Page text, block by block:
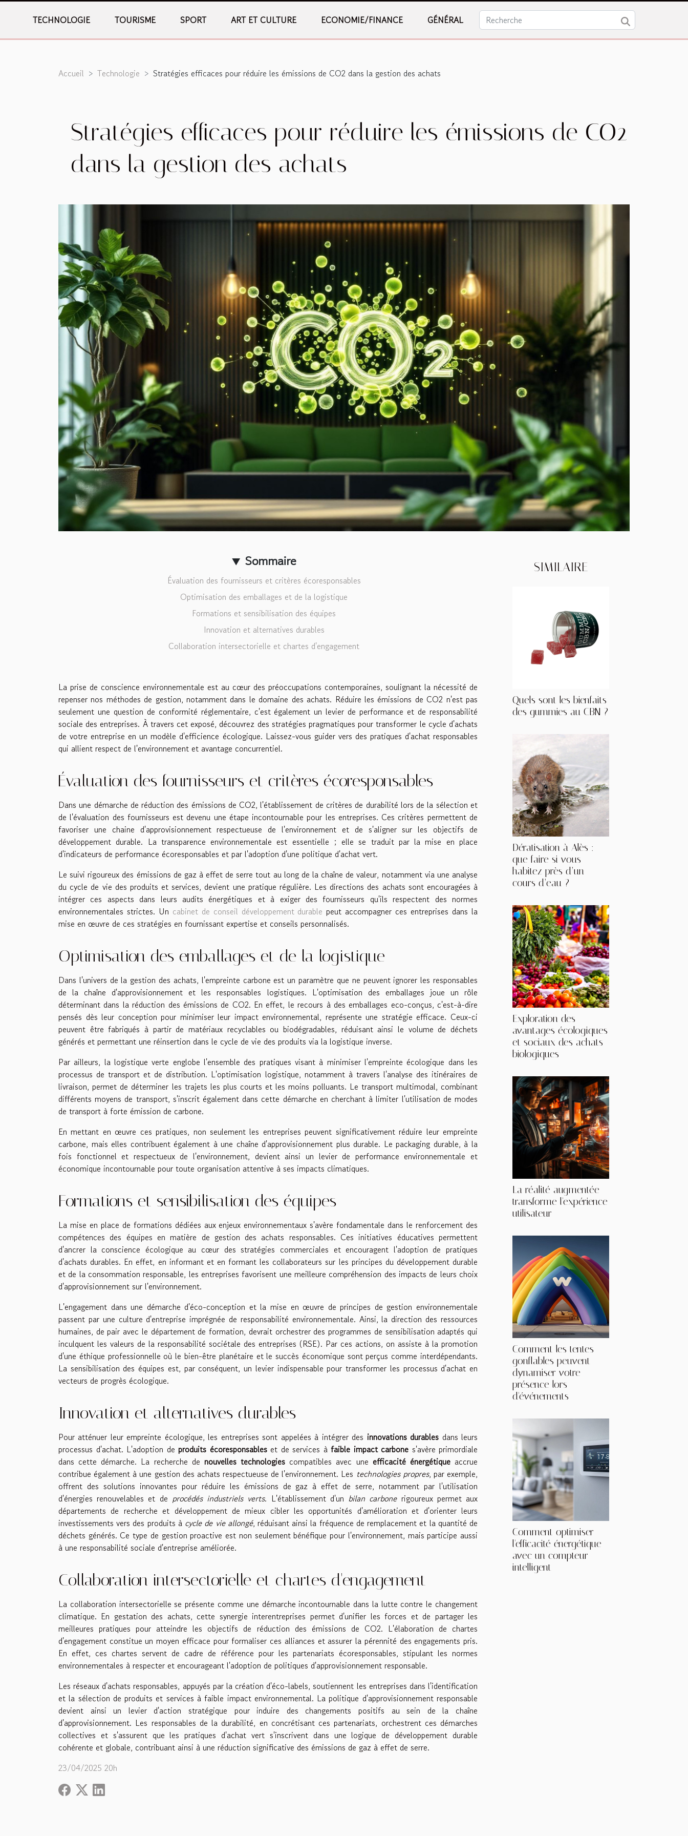
TECHNOLOGIE TOURISME SPORT ART ET CULTURE ECONOMIE/FINANCE GÉNÉRAL
Accueil Technologie Stratégies efficaces pour réduire les émissions de CO2 dans la gestion des achats
Stratégies efficaces pour réduire les émissions de CO2
dans la gestion des achats
Sommaire
Évaluation des fournisseurs et critères écoresponsables
Optimisation des emballages et de la logistique
Formations et sensibilisation des équipes
Innovation et alternatives durables
Collaboration intersectorielle et chartes d'engagement
La prise de conscience environnementale est au cœur des préoccupations contemporaines, soulignant la nécessité de
repenser nos méthodes de gestion, notamment dans le domaine des achats. Réduire les émissions de CO2 n'est pas
seulement une question de conformité réglementaire, c'est également un levier de performance et de responsabilité
sociale des entreprises. À travers cet exposé, découvrez des stratégies pragmatiques pour transformer le cycle d'achats
de votre entreprise en un modèle d'efficience écologique. Laissez-vous guider vers des pratiques d'achat responsables
qui allient respect de l'environnement et avantage concurrentiel.
Évaluation des fournisseurs et critères écoresponsables
Dans une démarche de réduction des émissions de CO2, l'établissement de critères de durabilité lors de la sélection et
de l'évaluation des fournisseurs est devenu une étape incontournable pour les entreprises. Ces critères permettent de
favoriser une chaine d'approvisionnement respectueuse de l'environnement et de s'aligner sur les objectifs de
développement durable. La transparence environnementale est essentielle ; elle se traduit par la mise en place
d'indicateurs de performance écoresponsables et par l'adoption d'une politique d'achat vert.
Le suivi rigoureux des émissions de gaz à effet de serre tout au long de la chaîne de valeur, notamment via une analyse
du cycle de vie des produits et services, devient une pratique régulière. Les directions des achats sont encouragées à
intégrer ces aspects dans leurs audits énergétiques et à exiger des fournisseurs qu'ils respectent des normes
environnementales strictes. Un cabinet de conseil développement durable peut accompagner ces entreprises dans la
mise en œuvre de ces stratégies en fournissant expertise et conseils personnalisés.
Optimisation des emballages et de la logistique
Dans l'univers de la gestion des achats, l'empreinte carbone est un paramètre que ne peuvent ignorer les responsables
de la chaîne d'approvisionnement et les responsables logistiques. L'optimisation des emballages joue un rôle
déterminant dans la réduction des émissions de CO2. En effet, le recours à des emballages eco-conçus, c'est-à-dire
pensés dès leur conception pour minimiser leur impact environnemental, représente une stratégie efficace. Ceux-ci
peuvent être fabriqués à partir de matériaux recyclables ou biodégradables, réduisant ainsi le volume de déchets
générés et permettant une réinsertion dans le cycle de vie des produits via la logistique inverse.
Par ailleurs, la logistique verte englobe l'ensemble des pratiques visant à minimiser l'empreinte écologique dans les
processus de transport et de distribution. L'optimisation logistique, notamment à travers l'analyse des itinéraires de
livraison, permet de déterminer les trajets les plus courts et les moins polluants. Le transport multimodal, combinant
différents moyens de transport, s'inscrit également dans cette démarche en cherchant à limiter l'utilisation de modes
de transport à forte émission de carbone.
En mettant en œuvre ces pratiques, non seulement les entreprises peuvent significativement réduire leur empreinte
carbone, mais elles contribuent également à une chaîne d'approvisionnement plus durable. Le packaging durable, à la
fois fonctionnel et respectueux de l'environnement, devient ainsi un levier de performance environnementale et
économique incontournable pour toute organisation attentive à ses impacts climatiques.
Formations et sensibilisation des équipes
La mise en place de formations dédiées aux enjeux environnementaux s'avère fondamentale dans le renforcement des
compétences des équipes en matière de gestion des achats responsables. Ces initiatives éducatives permettent
d'ancrer la conscience écologique au cœur des stratégies commerciales et encouragent l'adoption de pratiques
d'achats durables. En effet, en informant et en formant les collaborateurs sur les principes du développement durable
et de la consommation responsable, les entreprises favorisent une meilleure compréhension des impacts de leurs choix
d'approvisionnement sur l'environnement.
L'engagement dans une démarche d'éco-conception et la mise en œuvre de principes de gestion environnementale
passent par une culture d'entreprise imprégnée de responsabilité environnementale. Ainsi, la direction des ressources
humaines, de pair avec le département de formation, devrait orchestrer des programmes de sensibilisation adaptés qui
inculquent les valeurs de la responsabilité sociétale des entreprises (RSE). Par ces actions, on assiste à la promotion
d'une éthique professionnelle où le bien-être planétaire et le succès économique sont perçus comme interdépendants.
La sensibilisation des équipes est, par conséquent, un levier indispensable pour transformer les processus d'achat en
vecteurs de progrès écologique.
Innovation et alternatives durables
Pour atténuer leur empreinte écologique, les entreprises sont appelées à intégrer des innovations durables dans leurs
processus d'achat. L'adoption de produits écoresponsableset de services à faible impact carbone s'avère primordiale
dans cette démarche. La recherche de nouvelles technologies compatibles avec une efficacité énergétiqueaccrue
contribue également à une gestion des achats respectueuse de l'environnement. Les technologies propres, par exemple,
offrent des solutions innovantes pour réduire les émissions de gaz à effet de serre, notamment par l'utilisation
d'énergies renouvelables et de procédés industriels verts. L'établissement d'un bilan carbonerigoureux permet aux
départements de recherche et développement de mieux cibler les opportunités d'amélioration et d'orienter leurs
investissements vers des produits à cycle de vie allongé, réduisant ainsi la fréquence de remplacement et la quantité de
déchets générés. Ce type de gestion proactive est non seulement bénéfique pour l'environnement, mais participe aussi
à une responsabilité sociale d'entreprise améliorée.
Collaboration intersectorielle et chartes d'engagement
La collaboration intersectorielle se présente comme une démarche incontournable dans la lutte contre le changement
climatique. En gestation des achats, cette synergie interentreprises permet d'unifier les forces et de partager les
meilleures pratiques pour atteindre les objectifs de réduction des émissions de CO2. L'élaboration de chartes
d'engagement constitue un moyen efficace pour formaliser ces alliances et assurer la pérennité des engagements pris.
En effet, ces chartes servent de cadre de référence pour les partenariats écoresponsables, stipulant les normes
environnementales à respecter et encourageant l'adoption de politiques d'approvisionnement responsable.
Les réseaux d'achats responsables, appuyés par la création d'éco-labels, soutiennent les entreprises dans l'identification
et la sélection de produits et services à faible impact environnemental. La politique d'approvisionnement responsable
devient ainsi un levier d'action stratégique pour induire des changements positifs au sein de la chaîne
d'approvisionnement. Les responsables de la durabilité, en concrétisant ces partenariats, orchestrent ces démarches
collectives et s'assurent que les pratiques d'achat vert s'inscrivent dans une logique de développement durable
cohérente et globale, contribuant ainsi à une réduction significative des émissions de gaz à effet de serre.
23/04/2025 20h
SIMILAIRE
Quels sont les bienfaits
des gummies au CBN ?
Dératisation à Alès :
que faire si vous
habitez près d’un
cours d’eau ?
Exploration des
avantages écologiques
et sociaux des achats
biologiques
La réalité augmentée
transforme l'expérience
utilisateur
Comment les tentes
gonflables peuvent
dynamiser votre
présence lors
d'événements
Comment optimiser
l'efficacité énergétique
avec un compteur
intelligent